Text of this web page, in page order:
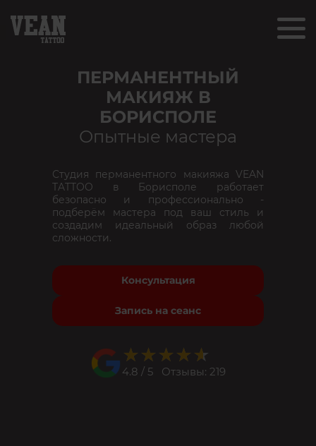
ПЕРМАНЕНТНЫЙ
МАКИЯЖ В
БОРИСПОЛЕ
Опытные мастера
Студия перманентного макияжа VEAN
TATTOO в Борисполе работает
безопасно и профессионально -
подберём мастера под ваш стиль и
создадим идеальный образ любой
сложности.
Консультация
Запись на сеанс
★★★★★
★★★★★
4.8 / 5 Отзывы: 219